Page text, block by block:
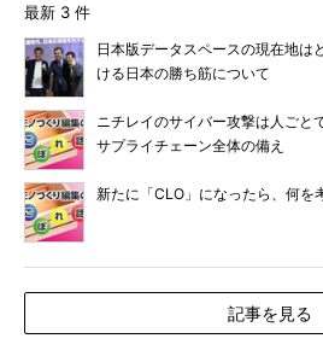
最新 3 件
日本版データスペースの現在地
ける日本の勝ち筋について
ニチレイのサイバー攻撃は人ご
サプライチェーン全体の備え
新たに「CLO」になったら、何を
記事を見る